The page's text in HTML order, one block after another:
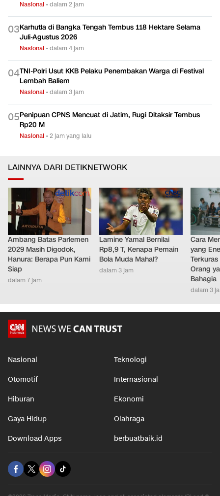
Nasional •dalam 2 jam
03Karhutla di Bangka Tengah Tembus 118 Hektare Selama
Juli-Agustus 2026
Nasional •dalam 4 jam
04TNI-Polri Usut KKB Pelaku Penembakan Warga di Festival
Lembah Baliem
Nasional •dalam 3 jam
05Penipuan CPNS Mencuat di Jatim, Rugi Ditaksir Tembus
Rp20 M
Nasional •2 jam yang lalu
LAINNYA DARI DETIKNETWORK
Ambang Batas Parlemen
2029 Masih Digodok,
Hanura: Berapa Pun Kami
Siap
dalam 7 jam
Lamine Yamal Bernilai
Rp8,9 T, Kenapa Pemain
Bola Muda Mahal?
dalam 3 jam
Cara
yang
Orang
Bahagia
dalam 3
Nasional Teknologi
Otomotif Internasional
Hiburan Ekonomi
Gaya Hidup Olahraga
Download Apps berbuatbaik.id